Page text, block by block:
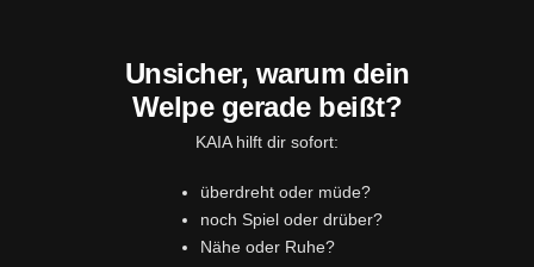
Unsicher, warum dein
Welpe gerade beißt?
KAIA hilft dir sofort:
überdreht oder müde?
noch Spiel oder drüber?
Nähe oder Ruhe?